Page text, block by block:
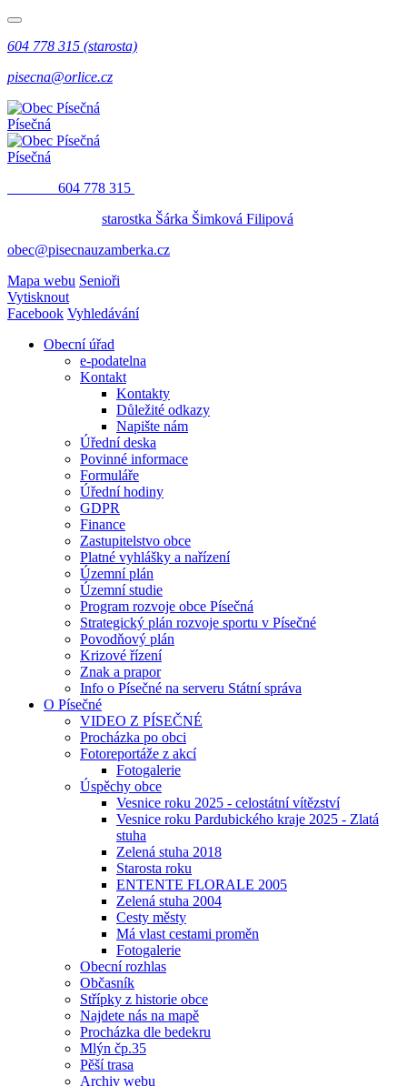
604 778 315 (starosta)
pisecna@orlice.cz
Písečná
Písečná
604 778 315
starostka Šárka Šimková Filipová
obec@pisecnauzamberka.cz
Mapa webu Senioři
Vytisknout
Facebook Vyhledávání
Obecní úřad
e-podatelna
Kontakt
Kontakty
Důležité odkazy
Napište nám
Úřední deska
Povinné informace
Formuláře
Úřední hodiny
GDPR
Finance
Zastupitelstvo obce
Platné vyhlášky a nařízení
Územní plán
Územní studie
Program rozvoje obce Písečná
Strategický plán rozvoje sportu v Písečné
Povodňový plán
Krizové řízení
Znak a prapor
Info o Písečné na serveru Státní správa
O Písečné
VIDEO Z PÍSEČNÉ
Procházka po obci
Fotoreportáže z akcí
Fotogalerie
Úspěchy obce
Vesnice roku 2025 - celostátní vítězství
Vesnice roku Pardubického kraje 2025 - Zlatá
stuha
Zelená stuha 2018
Starosta roku
ENTENTE FLORALE 2005
Zelená stuha 2004
Cesty městy
Má vlast cestami proměn
Fotogalerie
Obecní rozhlas
Občasník
Střípky z historie obce
Najdete nás na mapě
Procházka dle bedekru
Mlýn čp.35
Pěší trasa
Archiv webu